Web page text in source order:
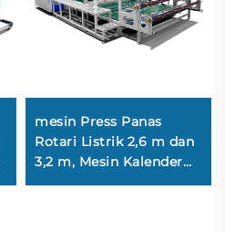
mesin Press Panas
Rotari Listrik 2,6 m dan
3,2 m, Mesin Kalender
Transfer Sublimasi Baru